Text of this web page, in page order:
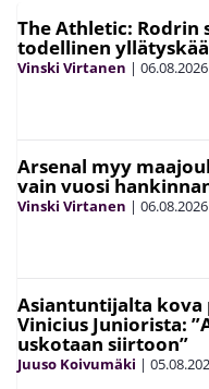
The Athletic: Rodrin
todellinen
Vinski Virtanen | 06.08.2026
Arsenal myy
vain vuosi
Vinski Virtanen | 06.08.2026
Asiantuntijalta kova
Vinicius Juniorista:
uskotaan siirtoon”
Juuso Koivumäki |